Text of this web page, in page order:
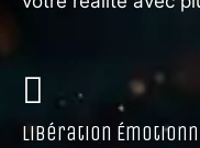
Libération